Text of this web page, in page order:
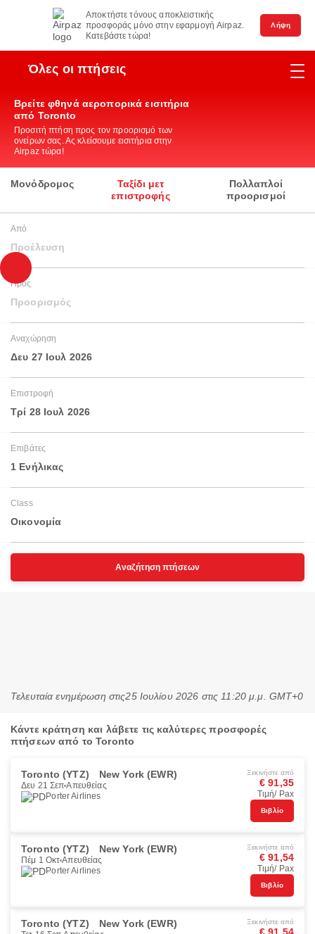
Αποκτήστε τόνους αποκλειστικής
προσφοράς μόνο στην εφαρμογή Airpaz.
Κατεβάστε τώρα!
Λήψη
Όλες οι πτήσεις
Βρείτε φθηνά αεροπορικά εισιτήρια
από Toronto
Προσιτή πτήση προς τον προορισμό των
ονείρων σας. Ας κλείσουμε εισιτήρια στην
Airpaz τώρα!
Μονόδρομος
Ταξίδι μετ
επιστροφής
Πολλαπλοί
προορισμοί
Από
Προέλευση
Προς
Προορισμός
Αναχώρηση
Δευ 27 Ιουλ 2026
Επιστροφή
Τρί 28 Ιουλ 2026
Επιβάτες
1 Ενήλικας
Class
Οικονομία
Αναζήτηση πτήσεων
Τελευταία ενημέρωση στις25 Ιουλίου 2026 στις 11:20 μ.μ. GMT+0
Κάντε κράτηση και λάβετε τις καλύτερες προσφορές
πτήσεων από το Toronto
Toronto (YTZ) New York (EWR)
Δευ 21 Σεπ Απευθείας
Porter Airlines
Ξεκινήστε από
€ 91,35
Τιμή/ Pax
Βιβλίο
Toronto (YTZ) New York (EWR)
Πέμ 1 Οκτ Απευθείας
Porter Airlines
Ξεκινήστε από
€ 91,54
Τιμή/ Pax
Βιβλίο
Toronto (YTZ) New York (EWR) Ξεκινήστε από